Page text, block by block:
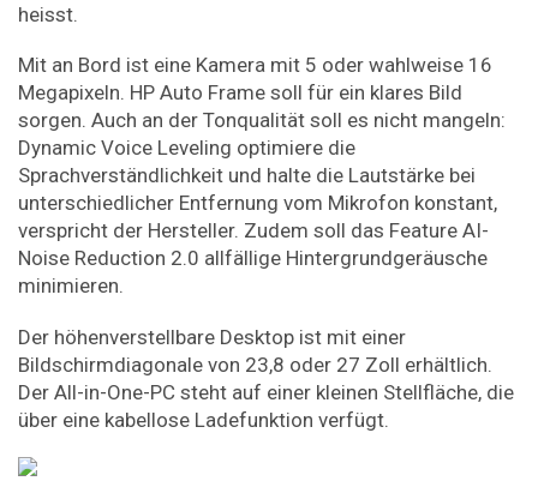
heisst.
Mit an Bord ist eine Kamera mit 5 oder wahlweise 16
Megapixeln. HP Auto Frame soll für ein klares Bild
sorgen. Auch an der Tonqualität soll es nicht mangeln:
Dynamic Voice Leveling optimiere die
Sprachverständlichkeit und halte die Lautstärke bei
unterschiedlicher Entfernung vom Mikrofon konstant,
verspricht der Hersteller. Zudem soll das Feature AI-
Noise Reduction 2.0 allfällige Hintergrundgeräusche
minimieren.
Der höhenverstellbare Desktop ist mit einer
Bildschirmdiagonale von 23,8 oder 27 Zoll erhältlich.
Der All-in-One-PC steht auf einer kleinen Stellfläche, die
über eine kabellose Ladefunktion verfügt.